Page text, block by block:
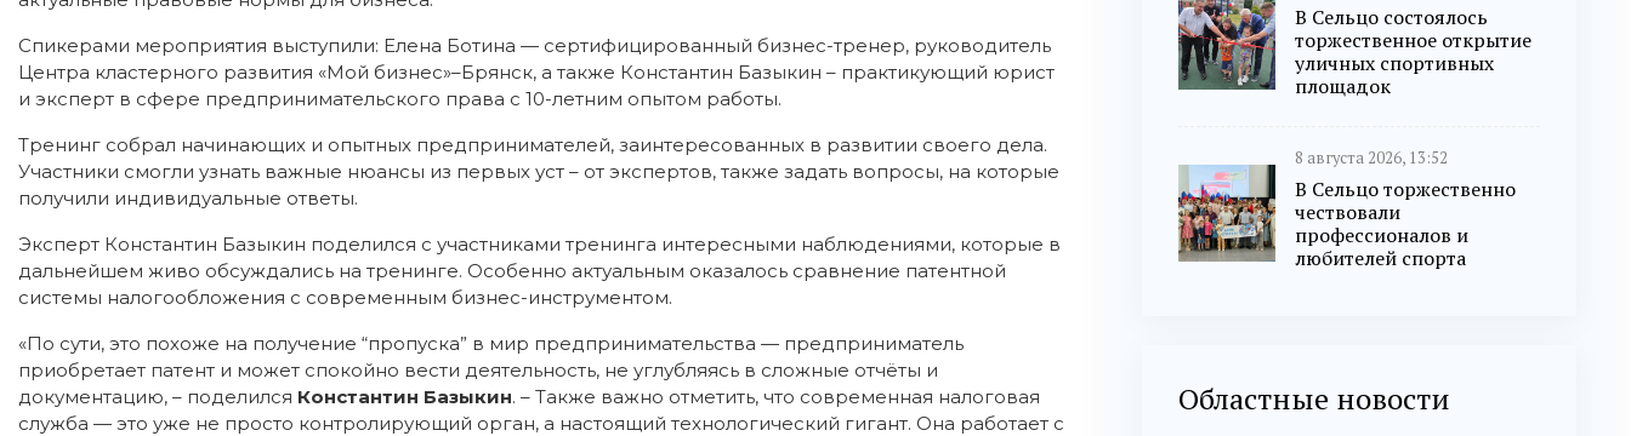
Спикерами мероприятия выступили: Елена Ботина — сертифицированный бизнес-тренер, руководитель
Центра кластерного развития «Мой бизнес»–Брянск, а также Константин Базыкин – практикующий юрист
и эксперт в сфере предпринимательского права с 10-летним опытом работы.
Тренинг собрал начинающих и опытных предпринимателей, заинтересованных в развитии своего дела.
Участники смогли узнать важные нюансы из первых уст – от экспертов, также задать вопросы, на которые
получили индивидуальные ответы.
Эксперт Константин Базыкин поделился с участниками тренинга интересными наблюдениями, которые в
дальнейшем живо обсуждались на тренинге. Особенно актуальным оказалось сравнение патентной
системы налогообложения с современным бизнес-инструментом.
«По сути, это похоже на получение “пропуска” в мир предпринимательства — предприниматель
приобретает патент и может спокойно вести деятельность, не углубляясь в сложные отчёты и
документацию, – поделился Константин Базыкин. – Также важно отметить, что современная налоговая
служба — это уже не просто контролирующий орган, а настоящий технологический гигант. Она работает с
В Сельцо состоялось
торжественное открытие
уличных спортивных
площадок
8 августа 2026, 13:52
В Сельцо торжественно
чествовали
профессионалов и
любителей спорта
Областные новости